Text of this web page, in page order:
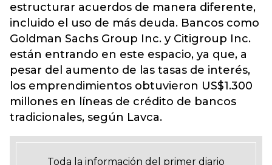
estructurar acuerdos de manera diferente,
incluido el uso de más deuda. Bancos como
Goldman Sachs Group Inc. y Citigroup Inc.
están entrando en este espacio, ya que, a
pesar del aumento de las tasas de interés,
los emprendimientos obtuvieron US$1.300
millones en líneas de crédito de bancos
tradicionales, según Lavca.
Toda la información del primer diario